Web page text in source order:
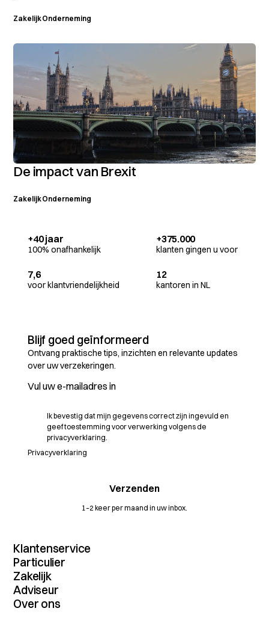
ZakelijkOnderneming
De impact van Brexit
ZakelijkOnderneming
+40 jaar
100% onafhankelijk
+375.000
klanten gingen u voor
7,6
voor klantvriendelijkheid
12
kantoren in NL
Klantenservice
Contact
MijnDossier
Schade melden
Vergelijkingskaarten
Dienstenwijzers
Algemene voorwaarden
Particulier
Verzekeringenoverzicht
Autoverzekering
Inboedelverzekering
Aansprakelijkheidsverzekering
Zakelijk
Verzekeringenoverzicht
Maritiem
Transport
Adviseur
Dienstenoverzicht
Extranet
Over ons
Blijf goed geïnformeerd
Ontvang praktische tips, inzichten en relevante updates
over uw verzekeringen.
Ik bevestig dat mijn gegevens correct zijn ingevuld en
geef toestemming voor verwerking volgens de
privacyverklaring.
Privacyverklaring
1–2 keer per maand in uw inbox.